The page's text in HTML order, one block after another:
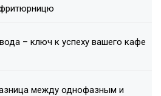
фритюрницю
– ключ к успеху вашего кафе
между однофазным и